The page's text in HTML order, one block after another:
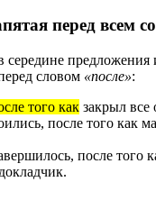
перед всем
середине предложения
словом «после»:
того как закрыл все
после того как
после того